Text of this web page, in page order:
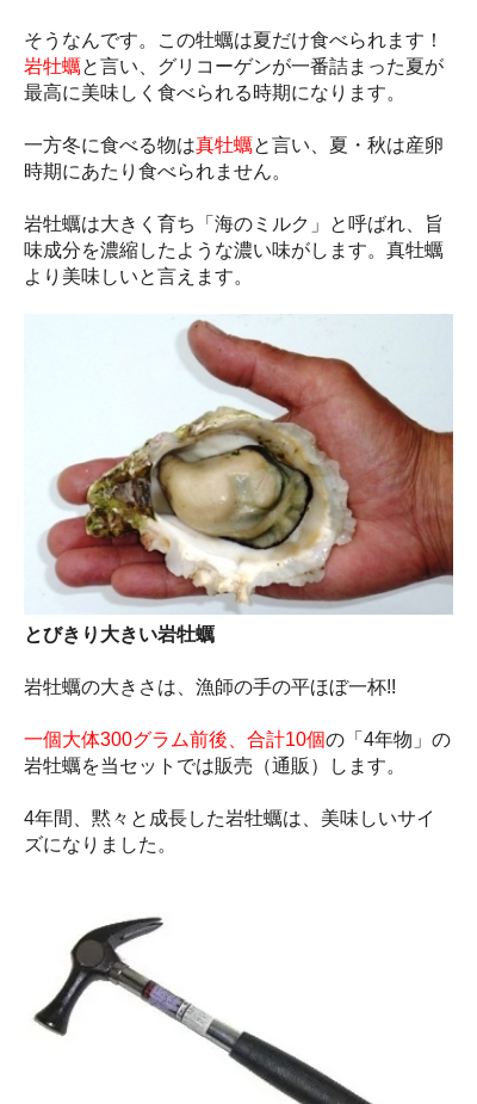
そうなんです。この牡蠣は夏だけ食べられます！
岩牡蠣と言い、グリコーゲンが一番詰まった夏が
最高に美味しく食べられる時期になります。
一方冬に食べる物は真牡蠣と言い、夏・秋は産卵
時期にあたり食べられません。
岩牡蠣は大きく育ち「海のミルク」と呼ばれ、旨
味成分を濃縮したような濃い味がします。真牡蠣
より美味しいと言えます。
とびきり大きい岩牡蠣
岩牡蠣の大きさは、漁師の手の平ほぼ一杯!!
一個大体300グラム前後、合計10個の「4年物」の
岩牡蠣を当セットでは販売（通販）します。
4年間、黙々と成長した岩牡蠣は、美味しいサイ
ズになりました。